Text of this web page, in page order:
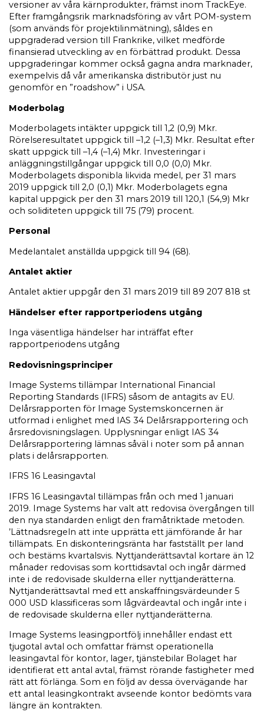
versioner av våra kärnprodukter, främst inom TrackEye.
Efter framgångsrik marknadsföring av vårt POM-system
(som används för projektilinmätning), såldes en
uppgraderad version till Frankrike, vilket medförde
finansierad utveckling av en förbättrad produkt. Dessa
uppgraderingar kommer också gagna andra marknader,
exempelvis då vår amerikanska distributör just nu
genomför en ”roadshow” i USA.
Moderbolag
Moderbolagets intäkter uppgick till 1,2 (0,9) Mkr.
Rörelseresultatet uppgick till –1,2 (–1,3) Mkr. Resultat efter
skatt uppgick till –1,4 (–1,4) Mkr. Investeringar i
anläggningstillgångar uppgick till 0,0 (0,0) Mkr.
Moderbolagets disponibla likvida medel, per 31 mars
2019 uppgick till 2,0 (0,1) Mkr. Moderbolagets egna
kapital uppgick per den 31 mars 2019 till 120,1 (54,9) Mkr
och soliditeten uppgick till 75 (79) procent.
Personal
Medelantalet anställda uppgick till 94 (68).
Antalet aktier
Antalet aktier uppgår den 31 mars 2019 till 89 207 818 st
Händelser efter rapportperiodens utgång
Inga väsentliga händelser har inträffat efter
rapportperiodens utgång
Redovisningsprinciper
Image Systems tillämpar International Financial
Reporting Standards (IFRS) såsom de antagits av EU.
Delårsrapporten för Image Systemskoncernen är
utformad i enlighet med IAS 34 Delårsrapportering och
årsredovisningslagen. Upplysningar enligt IAS 34
Delårsrapportering lämnas såväl i noter som på annan
plats i delårsrapporten.
IFRS 16 Leasingavtal
IFRS 16 Leasingavtal tillämpas från och med 1 januari
2019. Image Systems har valt att redovisa övergången till
den nya standarden enligt den framåtriktade metoden.
’Lättnadsregeln att inte upprätta ett jämförande år har
tillämpats. En diskonteringsränta har fastställt per land
och bestäms kvartalsvis. Nyttjanderättsavtal kortare än 12
månader redovisas som korttidsavtal och ingår därmed
inte i de redovisade skulderna eller nyttjanderätterna.
Nyttjanderättsavtal med ett anskaffningsvärdeunder 5
000 USD klassificeras som lågvärdeavtal och ingår inte i
de redovisade skulderna eller nyttjanderätterna.
Image Systems leasingportfölj innehåller endast ett
tjugotal avtal och omfattar främst operationella
leasingavtal för kontor, lager, tjänstebilar Bolaget har
identifierat ett antal avtal, främst rörande fastigheter med
rätt att förlänga. Som en följd av dessa övervägande har
ett antal leasingkontrakt avseende kontor bedömts vara
längre än kontrakten.